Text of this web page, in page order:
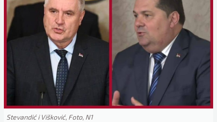
Stevandić i Višković, Foto, N1